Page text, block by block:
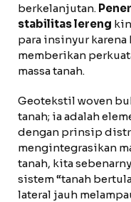
berkelanjutan.
stabilitas lereng
para insinyur karena
memberikan
massa tanah.
Geotekstil woven
tanah; ia adalah
dengan prinsip
mengintegrasikan
tanah, kita
sistem “tanah
lateral jauh